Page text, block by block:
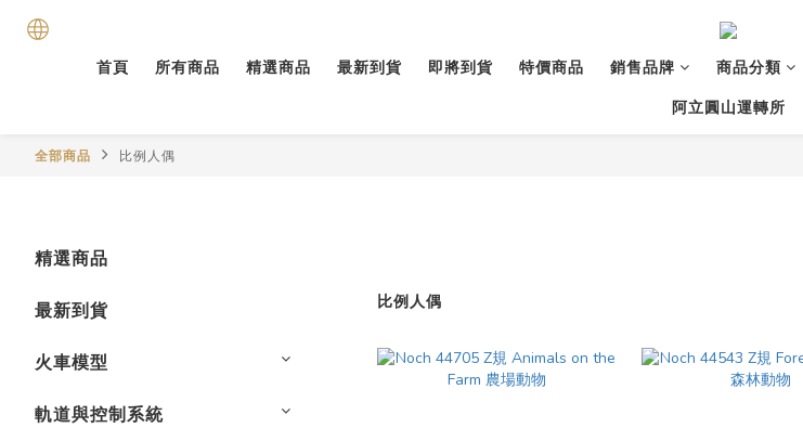
首頁 所有商品 精選商品 最新到貨 即將到貨 特價商品 銷售品牌 商品分類
阿立圓山運轉所
全部商品 比例人偶
精選商品
最新到貨
火車模型
軌道與控制系統
比例人偶